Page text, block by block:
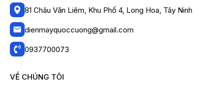
81 Châu Văn Liêm, Khu Phố 4, Long Hoa, Tây Ninh
dienmayquoccuong@gmail.com
0937700073
VỀ CHÚNG TÔI